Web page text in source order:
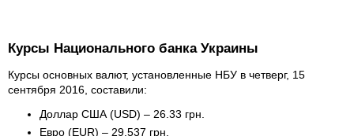
Курсы Национального банка Украины
Курсы основных валют, установленные НБУ в четверг, 15
сентября 2016, составили:
Доллар США (USD) – 26.33 грн.
Евро (EUR) – 29.537 грн.